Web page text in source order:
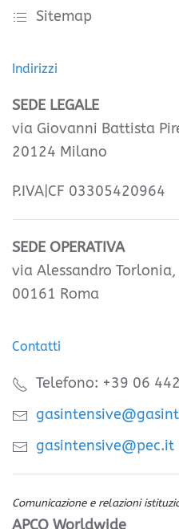
Sitemap
Indirizzi
SEDE LEGALE
via Giovanni Battista
20124 Milano
P.IVA|CF 03305420964
SEDE OPERATIVA
via Alessandro Torlonia,
00161 Roma
Contatti
Telefono: +39 06
gasintensive@pec.it
Comunicazione e relazioni
APCO Worldwide